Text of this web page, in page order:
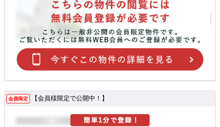
会員限定 【会員様限定で公開中！】